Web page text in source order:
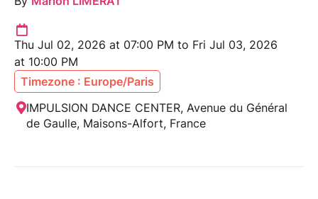
Thu Jul 02, 2026 at 07:00 PM to Fri Jul 03, 2026
at 10:00 PM
Timezone : Europe/Paris
IMPULSION DANCE CENTER, Avenue du Général
de Gaulle, Maisons-Alfort, France